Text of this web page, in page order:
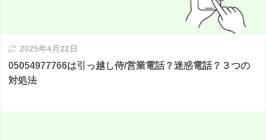
2025年4月22日
05054977766は引っ越し侍/営業電話？迷惑電話？３つの
対処法